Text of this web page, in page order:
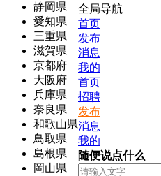
静岡県
愛知県
三重県
滋賀県
京都府
大阪府
兵庫県
奈良県
和歌山県
鳥取県
島根県
岡山県
全局导航
首页
发布
消息
我的
首页
招聘
发布
消息
我的
随便说点什么